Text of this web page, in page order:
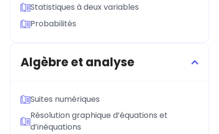
Statistiques à deux variables
Probabilités
Algèbre et analyse
Suites numériques
Résolution graphique d’équations et
d’inéquations